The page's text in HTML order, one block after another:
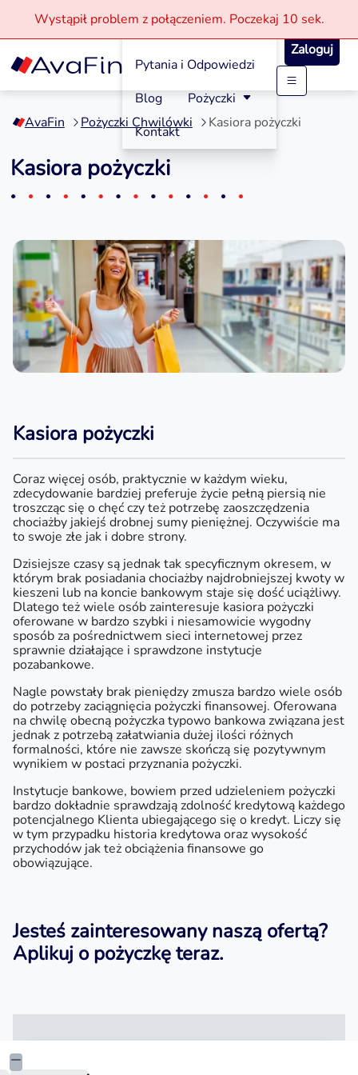
Przejdź
treści
Wystąpił problem z połączeniem. Poczekaj 10 sek.
Jak aplikować?
Pytania i Odpowiedzi
Blog
Pożyczki
Kontakt
Zaloguj
AvaFin Pożyczki Chwilówki Kasiora pożyczki
Kasiora pożyczki
Kasiora pożyczki
Coraz więcej osób, praktycznie w każdym wieku,
zdecydowanie bardziej preferuje życie pełną piersią nie
troszcząc się o chęć czy też potrzebę zaoszczędzenia
chociażby jakiejś drobnej sumy pieniężnej. Oczywiście ma
to swoje złe jak i dobre strony.
Dzisiejsze czasy są jednak tak specyficznym okresem, w
którym brak posiadania chociażby najdrobniejszej kwoty w
kieszeni lub na koncie bankowym staje się dość uciążliwy.
Dlatego też wiele osób zainteresuje kasiora pożyczki
oferowane w bardzo szybki i niesamowicie wygodny
sposób za pośrednictwem sieci internetowej przez
sprawnie działające i sprawdzone instytucje
pozabankowe.
Nagle powstały brak pieniędzy zmusza bardzo wiele osób
do potrzeby zaciągnięcia pożyczki finansowej. Oferowana
na chwilę obecną pożyczka typowo bankowa związana jest
jednak z potrzebą załatwiania dużej ilości różnych
formalności, które nie zawsze skończą się pozytywnym
wynikiem w postaci przyznania pożyczki.
Instytucje bankowe, bowiem przed udzieleniem pożyczki
bardzo dokładnie sprawdzają zdolność kredytową każdego
potencjalnego Klienta ubiegającego się o kredyt. Liczy się
w tym przypadku historia kredytowa oraz wysokość
przychodów jak też obciążenia finansowe go
obowiązujące.
Jesteś zainteresowany naszą ofertą?
Aplikuj o pożyczkę teraz.